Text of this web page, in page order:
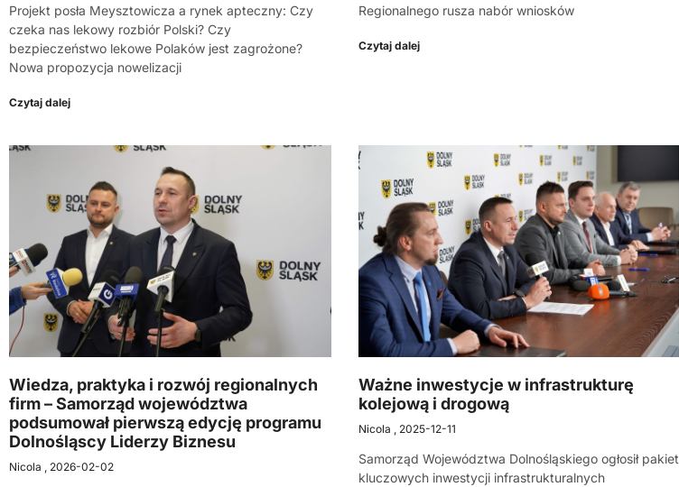
Projekt posła Meysztowicza a rynek apteczny: Czy
czeka nas lekowy rozbiór Polski? Czy
bezpieczeństwo lekowe Polaków jest zagrożone?
Nowa propozycja nowelizacji
Czytaj dalej
Regionalnego rusza nabór wniosków
Czytaj dalej
Wiedza, praktyka i rozwój regionalnych
firm – Samorząd województwa
podsumował pierwszą edycję programu
Dolnośląscy Liderzy Biznesu
Nicola 2026-02-02
Ważne inwestycje w infrastrukturę
kolejową i drogową
Nicola 2025-12-11
Samorząd Województwa Dolnośląskiego ogłosił pakiet
kluczowych inwestycji infrastrukturalnych